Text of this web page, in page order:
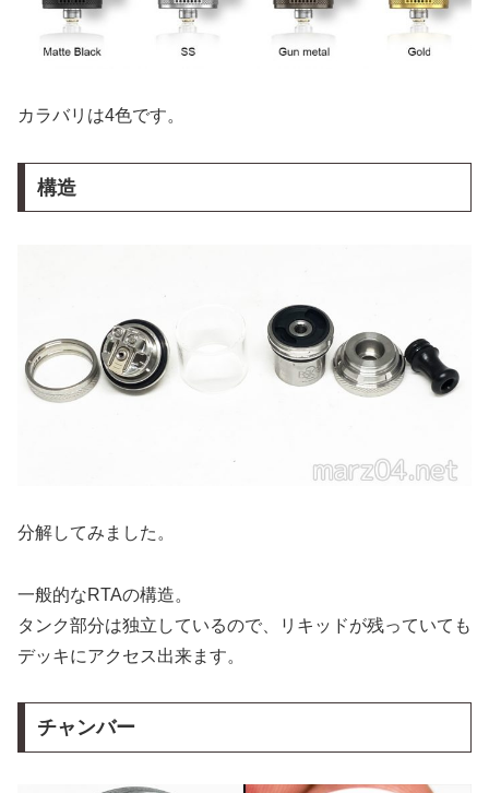
カラバリは4色です。
構造
分解してみました。
一般的なRTAの構造。
タンク部分は独立しているので、リキッドが残っていても
デッキにアクセス出来ます。
チャンバー